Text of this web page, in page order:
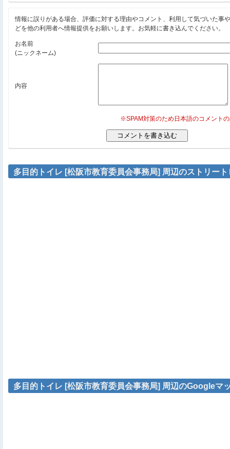
情報に誤りがある場合、評価に対する理由やコメント、利用して気づいた事
どを他の利用者へ情報提供をお願いします。お気軽に書き込んでください。
お名前
(ニックネーム)
内容
※SPAM対策のため日本語のコメント
多目的トイレ [松阪市教育委員会事務局] 周辺のストリート
多目的トイレ [松阪市教育委員会事務局] 周辺のGoogleマ